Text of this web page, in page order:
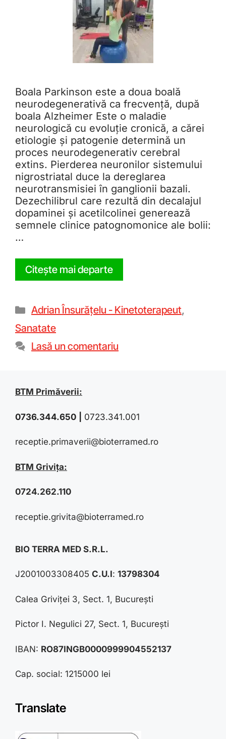
Boala Parkinson este a doua boală
neurodegenerativă ca frecvență, după
boala Alzheimer Este o maladie
neurologică cu evoluție cronică, a cărei
etiologie și patogenie determină un
proces neurodegenerativ cerebral
extins. Pierderea neuronilor sistemului
nigrostriatal duce la dereglarea
neurotransmisiei în ganglionii bazali.
Dezechilibrul care rezultă din decalajul
dopaminei și acetilcolinei generează
semnele clinice patognomonice ale bolii:
…
Citește mai departe
Adrian Însurățelu - Kinetoterapeut,
Sanatate
Lasă un comentariu
BTM Primăverii:
0736.344.650 0723.341.001
receptie.primaverii@bioterramed.ro
BTM Grivița:
0724.262.110
receptie.grivita@bioterramed.ro
BIO TERRA MED S.R.L.
J2001003308405 C.U.I: 13798304
Calea Griviței 3, Sect. 1, București
Pictor I. Negulici 27, Sect. 1, București
IBAN: RO87INGB0000999904552137
Cap. social: 1215000 lei
Translate